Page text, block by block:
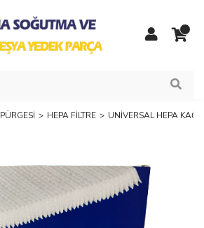
HEPA FİLTRE UNİVERSAL HEPA